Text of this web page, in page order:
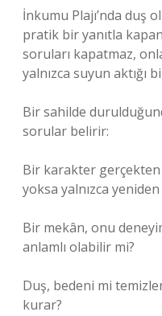
İnkumu Plajı’nda duş
pratik bir yanıtla
soruları kapatmaz,
yalnızca suyun aktığı
Bir sahilde
sorular belirir:
Bir karakter
yoksa yalnızca yeniden
Bir mekân, onu
anlamlı olabilir mi?
Duş, bedeni mi
kurar?